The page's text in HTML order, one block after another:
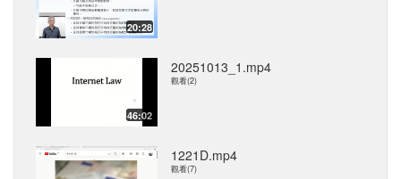
20:28
46:02
20251013_1.mp4
觀看(2)
1221D.mp4
觀看(7)